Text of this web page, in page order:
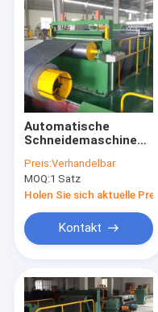
Automatische
Schneidemaschine
Siliziumstahlstreifen
500 mm ID
Preis:Verhandelbar
MOQ:1 Satz
Holen Sie sich aktuelle Preis
Kontakt